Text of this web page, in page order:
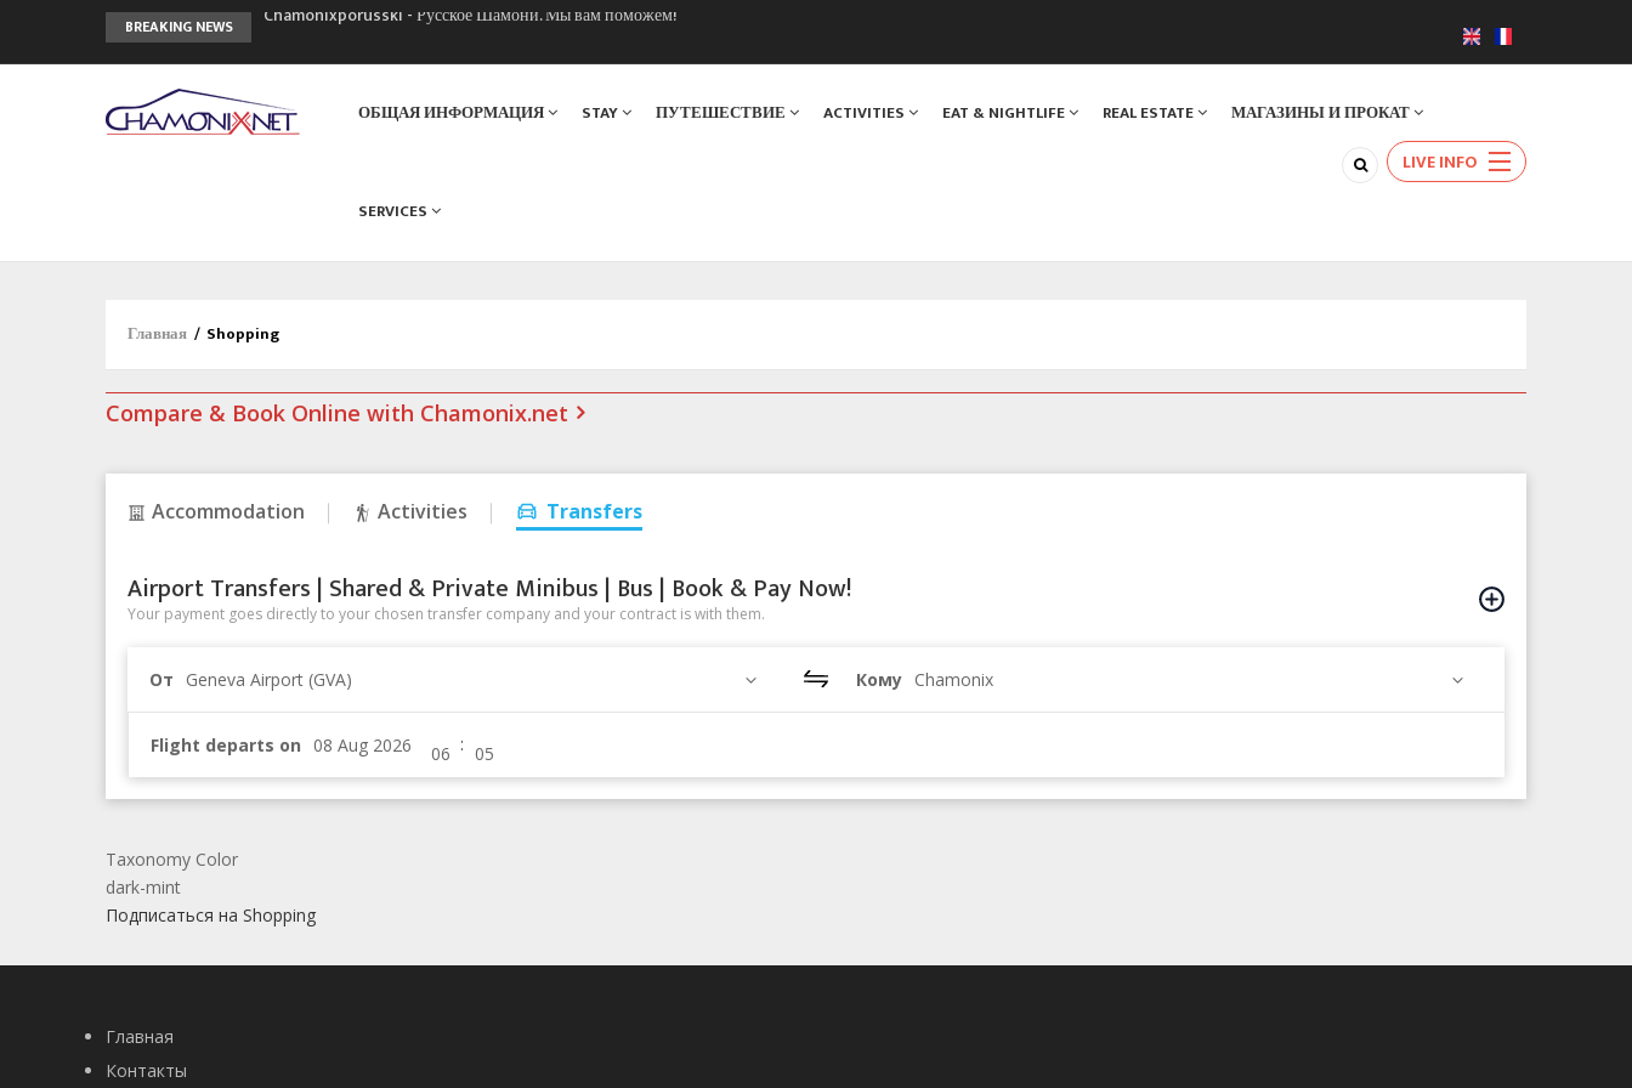
BREAKING NEWS
Chamonixporusski - Русское Шамони. Мы вам поможем!
Кол де Монте закрыт 11 января 2013
ОБЩАЯ ИНФОРМАЦИЯ STAY ПУТЕШЕСТВИЕ ACTIVITIES EAT & NIGHTLIFE REAL ESTATE МАГАЗИНЫ И ПРОКАТ
SERVICES
LIVE INFO
Главная / Shopping
Compare & Book Online with Chamonix.net
Accommodation Activities Transfers
Airport Transfers | Shared & Private Minibus | Bus | Book & Pay Now!
Your payment goes directly to your chosen transfer company and your contract is with them.
От Geneva Airport (GVA) Кому Chamonix
Flight departs on :
Taxonomy Color
dark-mint
Подписаться на Shopping
Главная
Контакты